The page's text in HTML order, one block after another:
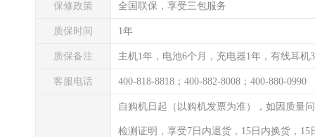
保修政策 全国联保，享受三包服务
质保时间 1年
质保备注 主机1年，电池6个月，充电器1年，有线耳机
客服电话 400-818-8818；400-882-8008；400-880-0990
自购机日起（以购机发票为准），如因质量
检测证明，享受7日内退货，15日内换货，